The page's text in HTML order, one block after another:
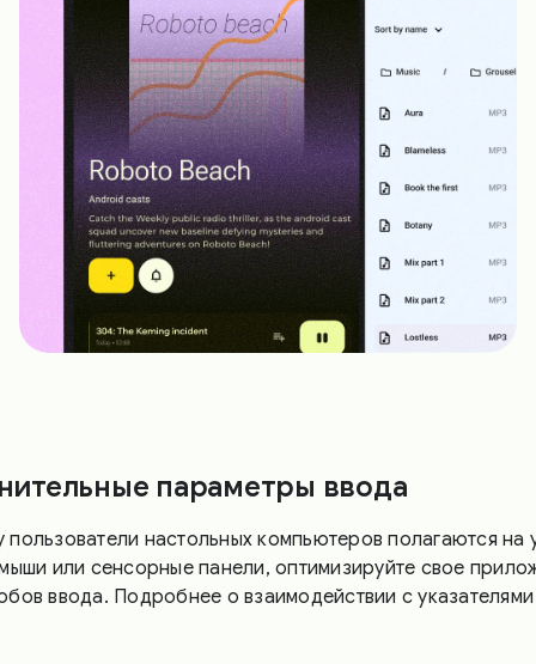
параметры ввода
пользователи настольных компьютеров полагаются на
или сенсорные панели, оптимизируйте свое
ввода. Подробнее о взаимодействии с указателями